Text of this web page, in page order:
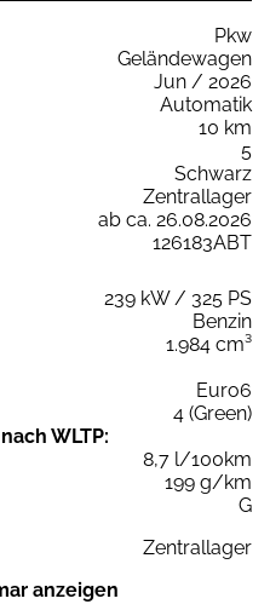
Pkw
Geländewagen
Jun / 2026
Automatik
10 km
5
Schwarz
Zentrallager
ab ca. 26.08.2026
126183ABT
239 kW / 325 PS
Benzin
1.984 cm³
Euro6
4 (Green)
WLTP:
8,7 l/100km
199 g/km
G
Zentrallager
anzeigen